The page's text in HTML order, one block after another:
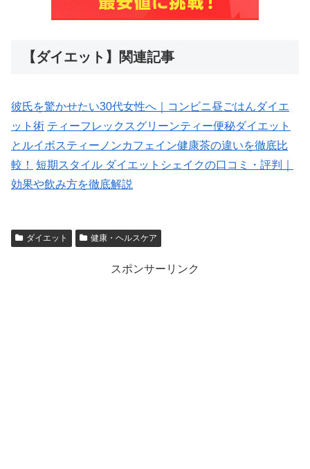
【ダイエット】関連記事
彼氏を驚かせたい30代女性へ｜コンビニ昼ごはんダイエ
ット術 ティーフレックスグリーンティー便秘ダイエット
とルイボスティーノンカフェイン健康茶の違いを徹底比
較！
短期スタイル ダイエットシェイクの口コミ・評判｜
効果や飲み方を徹底解説
ダイエット 健康・ヘルスケア
スポンサーリンク